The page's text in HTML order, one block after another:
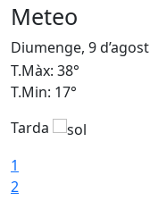
Meteo
Diumenge, 9 d’agost
T.Màx: 38°
T.Min: 17°
Tarda
1
2